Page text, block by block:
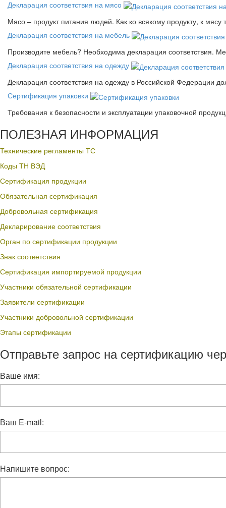
Декларация соответствия на мясо
Мясо – продукт питания людей. Как ко всякому продукту, к мясу
Декларация соответствия на мебель
Производите мебель? Необходима декларация соответствия.
Декларация соответствия на одежду
Декларация соответствия на одежду в Российской Федерации
Сертификация упаковки
Требования к безопасности и эксплуатации упаковочной
ПОЛЕЗНАЯ ИНФОРМАЦИЯ
Технические регламенты ТС
Коды ТН ВЭД
Сертификация продукции
Обязательная сертификация
Добровольная сертификация
Декларирование соответствия
Орган по сертификации продукции
Знак соответствия
Сертификация импортируемой продукции
Участники обязательной сертификации
Заявители сертификации
Участники добровольной сертификации
Этапы сертификации
Отправьте запрос на сертификацию
Ваше имя:
Ваш E-mail:
Напишите вопрос: